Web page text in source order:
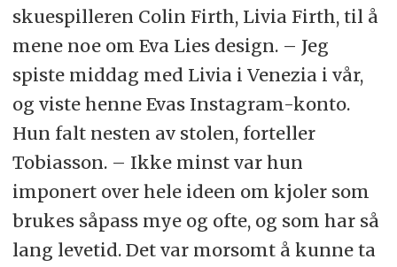
skuespilleren Colin Firth, Livia Firth, til å
mene noe om Eva Lies design. – Jeg
spiste middag med Livia i Venezia i vår,
og viste henne Evas Instagram-konto.
Hun falt nesten av stolen, forteller
Tobiasson. – Ikke minst var hun
imponert over hele ideen om kjoler som
brukes såpass mye og ofte, og som har så
lang levetid. Det var morsomt å kunne ta